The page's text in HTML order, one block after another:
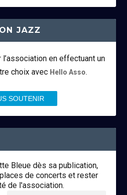
JAZZ
en effectuant un
choix avec Hello Asso.
SOUTENIR
Bleue dès sa publication,
de concerts et rester
de l'association.